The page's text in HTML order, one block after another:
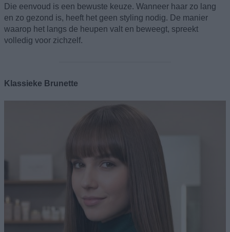
Die eenvoud is een bewuste keuze. Wanneer haar zo lang
en zo gezond is, heeft het geen styling nodig. De manier
waarop het langs de heupen valt en beweegt, spreekt
volledig voor zichzelf.
Klassieke Brunette